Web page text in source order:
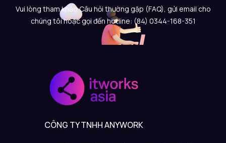
Vui lòng tham khảo Câu hỏi thường gặp (FAQ), gửi email cho
chúng tôi hoặc gọi đến hotline: (84) 0344-168-351
CÔNG TY TNHH ANYWORK